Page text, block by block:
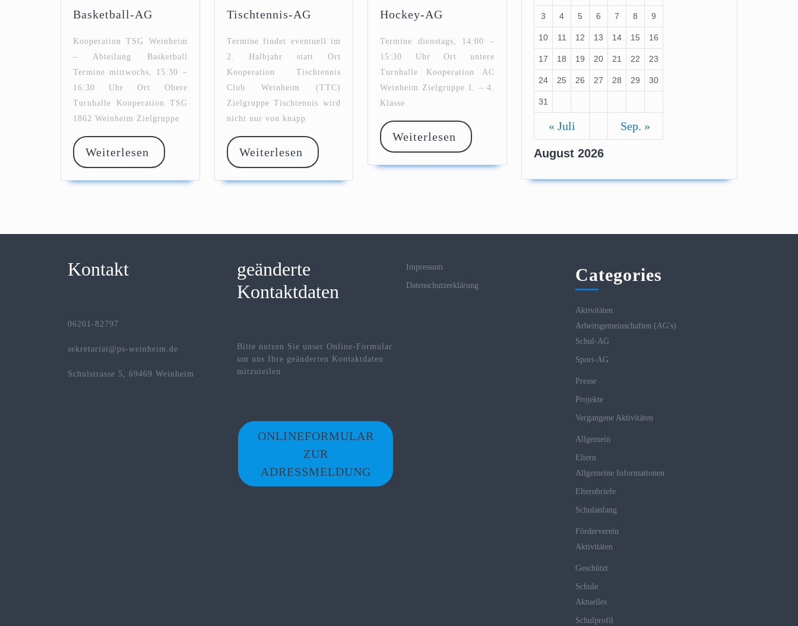
Basketball-AG
Kooperation TSG Weinheim
– Abteilung Basketball
Termine mittwochs, 15:30 –
16:30 Uhr Ort Obere
Turnhalle Kooperation TSG
1862 Weinheim Zielgruppe
Weiterlesen Weiterlesen
Tischtennis-AG
Termine findet eventuell im
2. Halbjahr statt Ort
Kooperation Tischtennis
Club Weinheim (TTC)
Zielgruppe Tischtennis wird
nicht nur von knapp
Weiterlesen Weiterlesen
Hockey-AG
Termine dienstags, 14:00 –
15:30 Uhr Ort untere
Turnhalle Kooperation AC
Weinheim Zielgruppe 1. – 4.
Klasse
Weiterlesen Weiterlesen
August 2026
3 4 5 6 7 8 9
10 11 12 13 14 15 16
17 18 19 20 21 22 23
24 25 26 27 28 29 30
31
« Juli Sep. »
Kontakt
06201-82797
sekretariat@ps-weinheim.de
Schulstrasse 5, 69469 Weinheim
geänderte
Kontaktdaten
Bitte nutzen Sie unser Online-Formular
um uns Ihre geänderten Kontaktdaten
mitzuteilen.
ONLINEFORMULAR
ZUR
ADRESSMELDUNG
Impressum
Datenschutzerklärung
Categories
Aktivitäten
Arbeitsgemeinschaften (AG's)
Schul-AG
Sport-AG
Presse
Projekte
Vergangene Aktivitäten
Allgemein
Eltern
Allgemeine Informationen
Elternbriefe
Schulanfang
Förderverein
Aktivitäten
Geschützt
Schule
Aktuelles
Schulprofil